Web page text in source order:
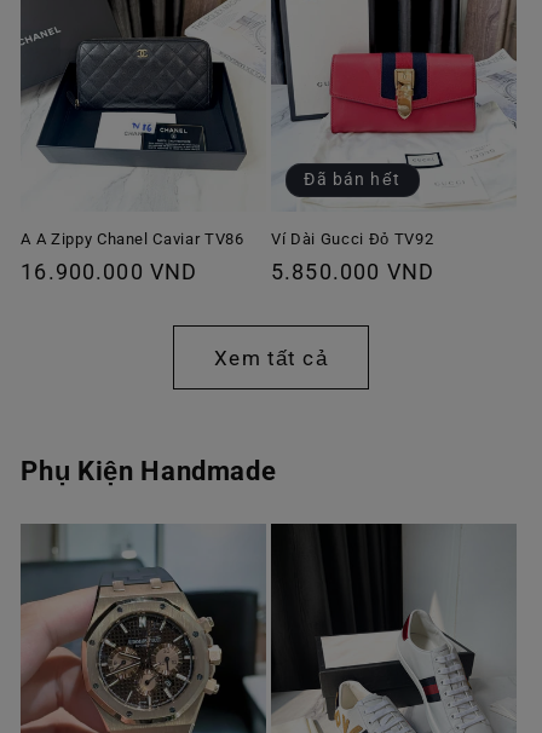
A A Zippy Chanel Caviar TV86
Giá
16.900.000 VND
Đã bán hết
Ví Dài Gucci Đỏ TV92
Giá
thường
5.850.000 VND
Xem tất cả
Phụ Kiện Handmade